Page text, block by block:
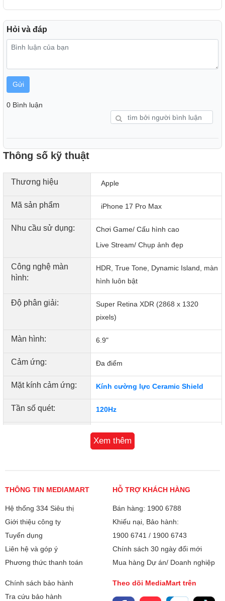
Hỏi và đáp
Gửi
0 Bình luận
Thông số kỹ thuật
Thương hiệu Apple
Mã sản phẩm iPhone 17 Pro Max
Nhu cầu sử dụng:
Chơi Game/ Cấu hình cao
Live Stream/ Chụp ảnh đẹp
Công nghệ màn
hình:
HDR, True Tone, Dynamic Island, màn
hình luôn bật
Độ phân giải:
Super Retina XDR (2868 x 1320
pixels)
Màn hình: 6.9"
Cảm ứng: Đa điểm
Mặt kính cảm ứng: Kính cường lực Ceramic Shield
Tần số quét: 120Hz
iOS 26
RAM: 12GB
Bộ nhớ:
Quay phim:
Xem thêm
THÔNG TIN MEDIAMART
Hệ thống 334 Siêu thị
Giới thiệu công ty
Tuyển dụng
Liên hệ và góp ý
Phương thức thanh toán
HỖ TRỢ KHÁCH HÀNG
Bán hàng: 1900 6788
Khiếu nại, Bảo hành:
1900 6741 / 1900 6743
Chính sách 30 ngày đổi mới
Mua hàng Dự án/ Doanh nghiệp
Chính sách bảo hành
Tra cứu bảo hành
Theo dõi MediaMart trên